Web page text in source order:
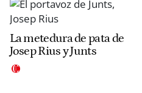
La metedura de pata de
Josep Rius y Junts